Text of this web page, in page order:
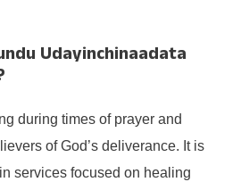
Udayinchinaadata
during times of prayer and
of God’s deliverance. It is
services focused on healing